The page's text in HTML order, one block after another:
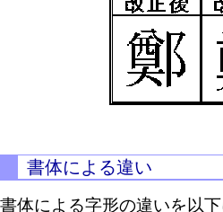
書体による違い
書体による字形の違いを以下